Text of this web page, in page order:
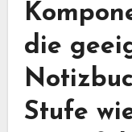
die
Stufe